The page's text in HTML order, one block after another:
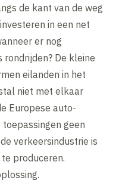
de kant van de weg
in een net
er nog
De kleine
eilanden in het
niet met elkaar
Europese auto-
geen
verkeersindustrie is
produceren.